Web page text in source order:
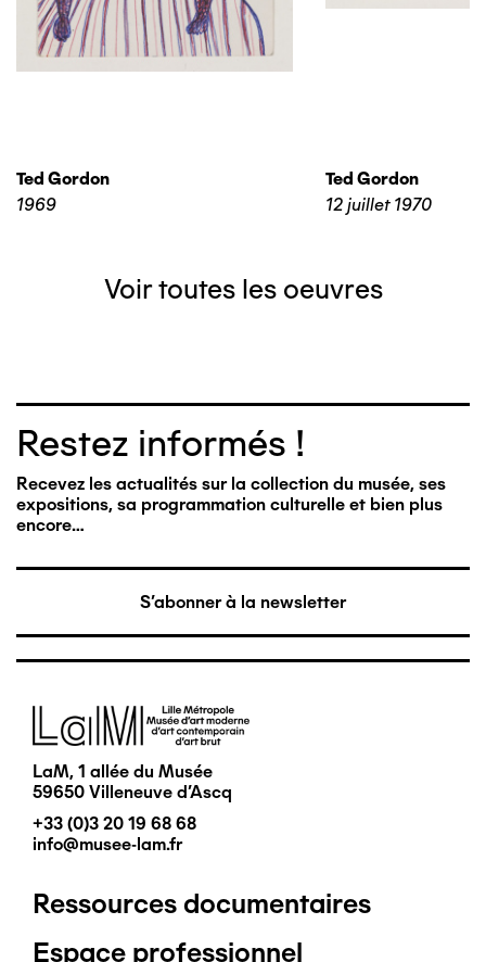
Ted Gordon
1969
Ted Gordon
12 juillet 1970
Voir toutes les oeuvres
Restez informés !
Recevez les actualités sur la collection du musée, ses
expositions, sa programmation culturelle et bien plus
encore…
S'abonner à la newsletter
Image
LaM, 1 allée du Musée
59650 Villeneuve d'Ascq
+33 (0)3 20 19 68 68
info@musee-lam.fr
Pied
Ressources documentaires
Espace professionnel